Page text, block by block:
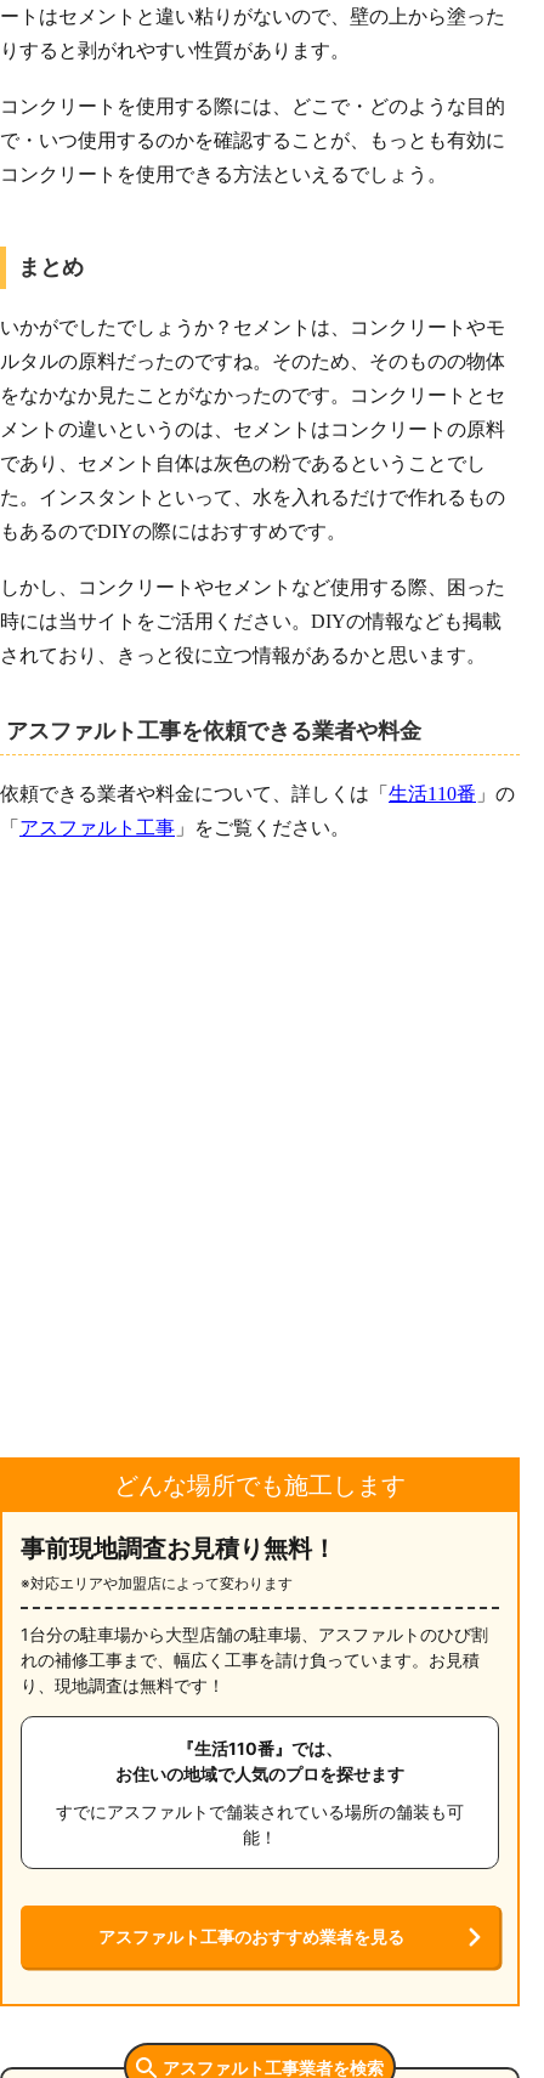
ートはセメントと違い粘りがないので、壁の上から塗った
りすると剥がれやすい性質があります。
コンクリートを使用する際には、どこで・どのような目的
で・いつ使用するのかを確認することが、もっとも有効に
コンクリートを使用できる方法といえるでしょう。
まとめ
いかがでしたでしょうか？セメントは、コンクリートやモ
ルタルの原料だったのですね。そのため、そのものの物体
をなかなか見たことがなかったのです。コンクリートとセ
メントの違いというのは、セメントはコンクリートの原料
であり、セメント自体は灰色の粉であるということでし
た。インスタントといって、水を入れるだけで作れるもの
もあるのでDIYの際にはおすすめです。
しかし、コンクリートやセメントなど使用する際、困った
時には当サイトをご活用ください。DIYの情報なども掲載
されており、きっと役に立つ情報があるかと思います。
アスファルト工事を依頼できる業者や料金
依頼できる業者や料金について、詳しくは「 生活110番 」の
「 アスファルト工事 」をご覧ください。
どんな場所でも施工します
事前現地調査お見積り無料！
※対応エリアや加盟店によって変わります
1台分の駐車場から大型店舗の駐車場、アスファルトのひび割
れの補修工事まで、幅広く工事を請け負っています。お見積
り、現地調査は無料です！
『生活110番』では、
お住いの地域で人気のプロを探せます
すでにアスファルトで舗装されている場所の舗装も可
能！
アスファルト工事のおすすめ業者を見る
アスファルト工事業者を検索